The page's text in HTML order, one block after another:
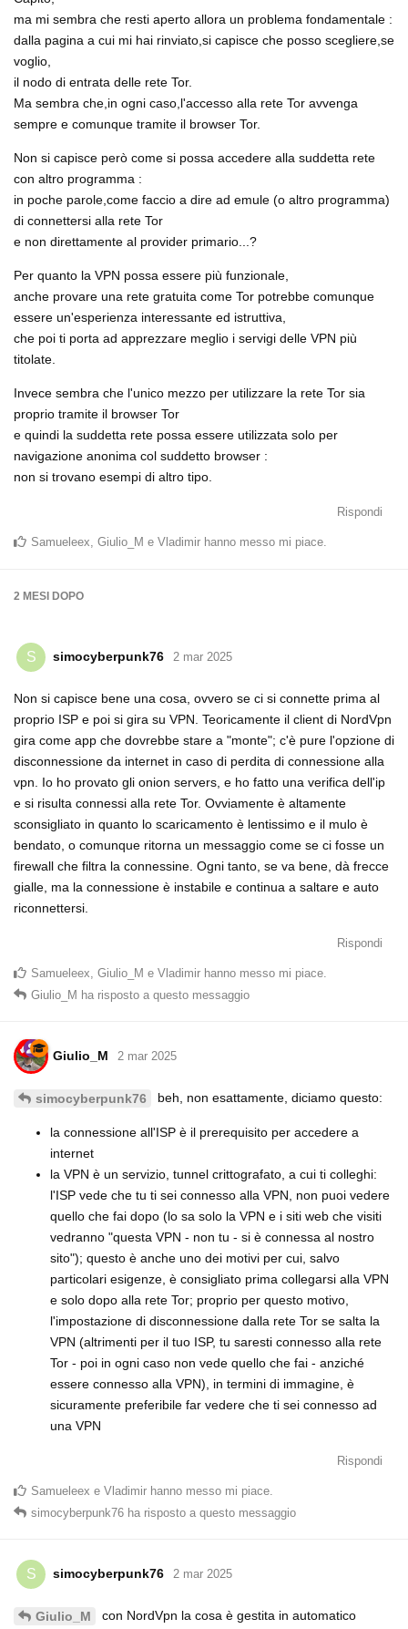
ma mi sembra che resti aperto allora un problema fondamentale :
dalla pagina a cui mi hai rinviato,si capisce che posso scegliere,se
voglio,
il nodo di entrata delle rete Tor.
Ma sembra che,in ogni caso,l'accesso alla rete Tor avvenga
sempre e comunque tramite il browser Tor.
Non si capisce però come si possa accedere alla suddetta rete
con altro programma :
in poche parole,come faccio a dire ad emule (o altro programma)
di connettersi alla rete Tor
e non direttamente al provider primario...?
Per quanto la VPN possa essere più funzionale,
anche provare una rete gratuita come Tor potrebbe comunque
essere un'esperienza interessante ed istruttiva,
che poi ti porta ad apprezzare meglio i servigi delle VPN più
titolate.
Invece sembra che l'unico mezzo per utilizzare la rete Tor sia
proprio tramite il browser Tor
e quindi la suddetta rete possa essere utilizzata solo per
navigazione anonima col suddetto browser :
non si trovano esempi di altro tipo.
Rispondi
Samueleex, Giulio_M e Vladimir hanno messo mi piace.
2 MESI DOPO
S simocyberpunk76 2 mar 2025
Non si capisce bene una cosa, ovvero se ci si connette prima al
proprio ISP e poi si gira su VPN. Teoricamente il client di NordVpn
gira come app che dovrebbe stare a "monte"; c'è pure l'opzione di
disconnessione da internet in caso di perdita di connessione alla
vpn. Io ho provato gli onion servers, e ho fatto una verifica dell'ip
e si risulta connessi alla rete Tor. Ovviamente è altamente
sconsigliato in quanto lo scaricamento è lentissimo e il mulo è
bendato, o comunque ritorna un messaggio come se ci fosse un
firewall che filtra la connessine. Ogni tanto, se va bene, dà frecce
gialle, ma la connessione è instabile e continua a saltare e auto
riconnettersi.
Rispondi
Samueleex, Giulio_M e Vladimir hanno messo mi piace.
Giulio_M ha risposto a questo messaggio
Giulio_M 2 mar 2025
simocyberpunk76 beh, non esattamente, diciamo questo:
la connessione all'ISP è il prerequisito per accedere a
internet
la VPN è un servizio, tunnel crittografato, a cui ti colleghi:
l'ISP vede che tu ti sei connesso alla VPN, non puoi vedere
quello che fai dopo (lo sa solo la VPN e i siti web che visiti
vedranno "questa VPN - non tu - si è connessa al nostro
sito"); questo è anche uno dei motivi per cui, salvo
particolari esigenze, è consigliato prima collegarsi alla VPN
e solo dopo alla rete Tor; proprio per questo motivo,
l'impostazione di disconnessione dalla rete Tor se salta la
VPN (altrimenti per il tuo ISP, tu saresti connesso alla rete
Tor - poi in ogni caso non vede quello che fai - anziché
essere connesso alla VPN), in termini di immagine, è
sicuramente preferibile far vedere che ti sei connesso ad
una VPN
Rispondi
Samueleex e Vladimir hanno messo mi piace.
simocyberpunk76 ha risposto a questo messaggio
S simocyberpunk76 2 mar 2025
Giulio_M con NordVpn la cosa è gestita in automatico